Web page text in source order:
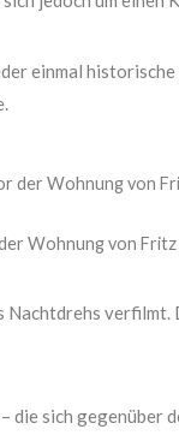
einmal
Wohnung von Fritz
Nachtdrehs
die sich